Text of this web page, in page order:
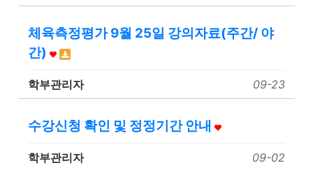
체육측정평가 9월 25일 강의자료(주간/ 야
간)
학부관리자 09-23
수강신청 확인 및 정정기간 안내
학부관리자 09-02